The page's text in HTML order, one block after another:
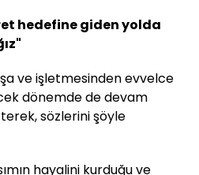
hedefine giden yolda
ve işletmesinden evvelce
dönemde de devam
sözlerini şöyle
hayalini kurduğu ve